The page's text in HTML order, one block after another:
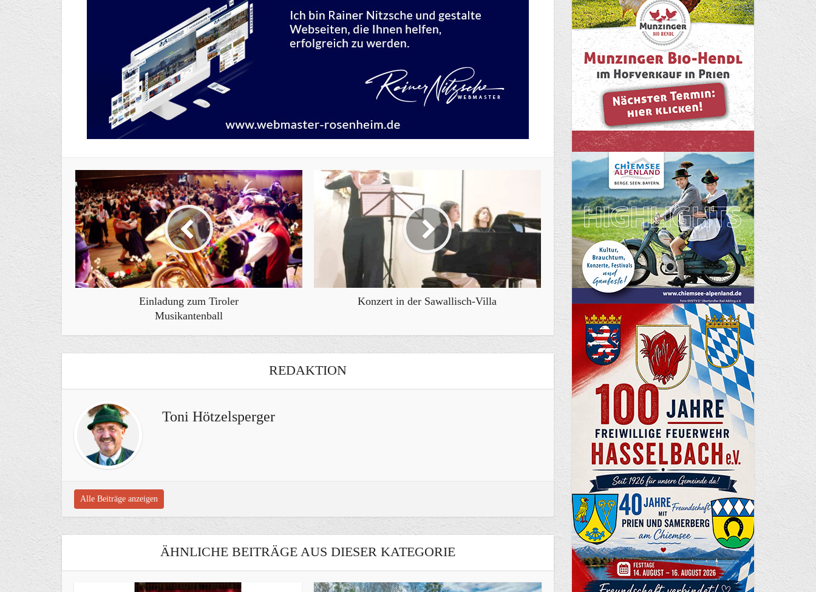
Einladung zum Tiroler
Musikantenball
Konzert in der Sawallisch-Villa
REDAKTION
Toni Hötzelsperger
Alle Beiträge anzeigen
ÄHNLICHE BEITRÄGE AUS DIESER KATEGORIE